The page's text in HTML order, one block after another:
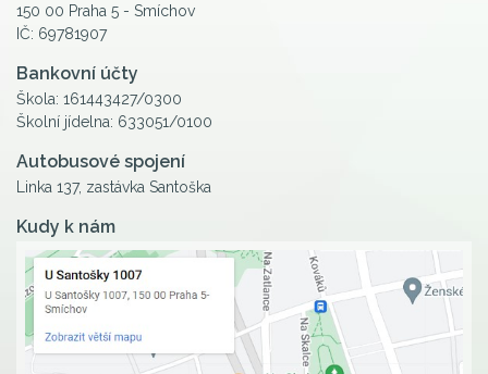
150 00 Praha 5 - Smíchov
IČ: 69781907
Bankovní účty
Škola: 161443427/0300
Školní jídelna: 633051/0100
Autobusové spojení
Linka 137, zastávka Santoška
Kudy k nám